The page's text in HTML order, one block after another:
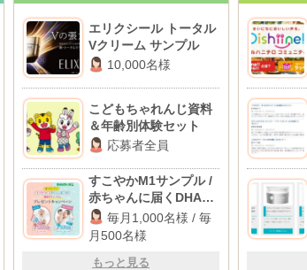
エリクシール トータル
Vクリーム サンプル
10,000名様
こどもちゃれんじ資料
＆年齢別体験セット
応募者全員
すこやかM1サンプル /
赤ちゃんに届くDHAサ
ンプル毎月1,000名様 / 毎
月500名様
もっと見る